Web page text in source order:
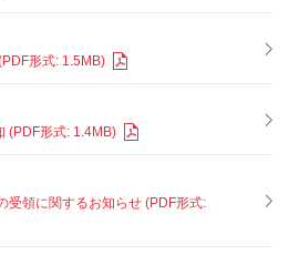
形式: 1.5MB)
(PDF形式: 1.4MB)
受領に関するお知らせ (PDF形式: